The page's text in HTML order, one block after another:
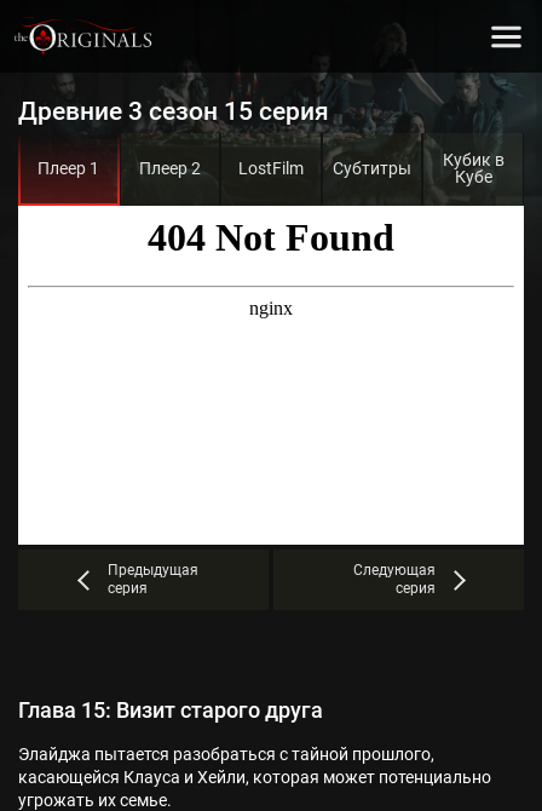
Древние 3 сезон 15 серия
Плеер 1 Плеер 2 LostFilm Субтитры
Кубик в
Кубе
Предыдущая
серия
Следующая
серия
Глава 15: Визит старого друга
Элайджа пытается разобраться с тайной прошлого,
касающейся Клауса и Хейли, которая может потенциально
угрожать их семье.